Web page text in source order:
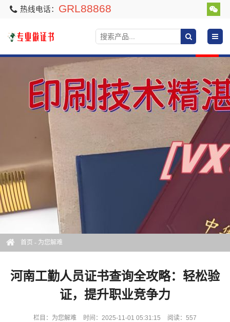
热线电话： GRL88868
首页 - 为您解难
河南工勤人员证书查询全攻略：轻松验
证，提升职业竞争力
栏目： 为您解难 时间：2025-11-01 05:31:15 阅读：557